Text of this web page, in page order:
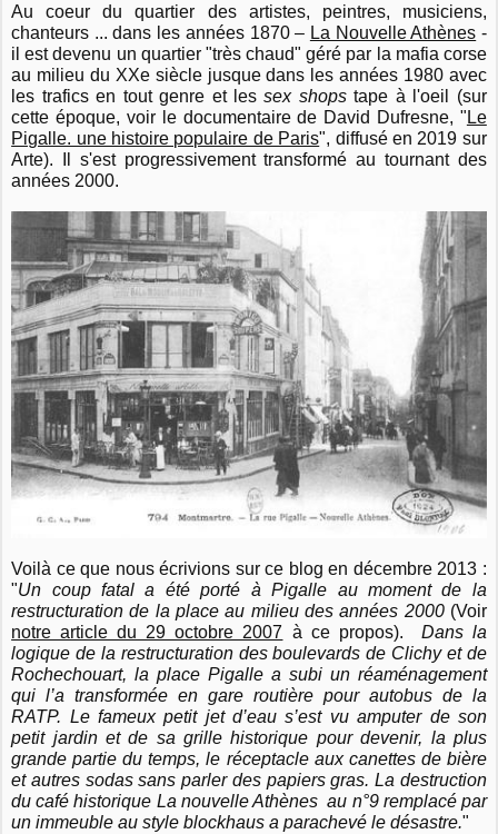
Au coeur du quartier des artistes, peintres, musiciens,
chanteurs ... dans les années 1870 – La Nouvelle Athènes -
il est devenu un quartier "très chaud" géré par la mafia corse
au milieu du XXe siècle jusque dans les années 1980 avec
les trafics en tout genre et lessex shopstape à l'oeil (sur
cette époque, voir le documentaire de David Dufresne, " Le
Pigalle. une histoire populaire de Paris", diffusé en 2019 sur
Arte). Il s'est progressivement transformé au tournant des
années 2000.
Voilà ce que nous écrivions sur ce blog en décembre 2013 :
"Un coup fatal a été porté à Pigalle au moment de la
restructuration de la place au milieu des années 2000(Voir
notre article du 29 octobre 2007 à ce propos). Dans la
logique de la restructuration des boulevards de Clichy et de
Rochechouart, la place Pigalle a subi un réaménagement
qui l’a transformée en gare routière pour autobus de la
RATP. Le fameux petit jet d’eau s’est vu amputer de son
petit jardin et de sa grille historique pour devenir, la plus
grande partie du temps, le réceptacle aux canettes de bière
et autres sodas sans parler des papiers gras. La destruction
du café historique La nouvelle Athènes au n°9 remplacé par
un immeuble au style blockhaus a parachevé le désastre."